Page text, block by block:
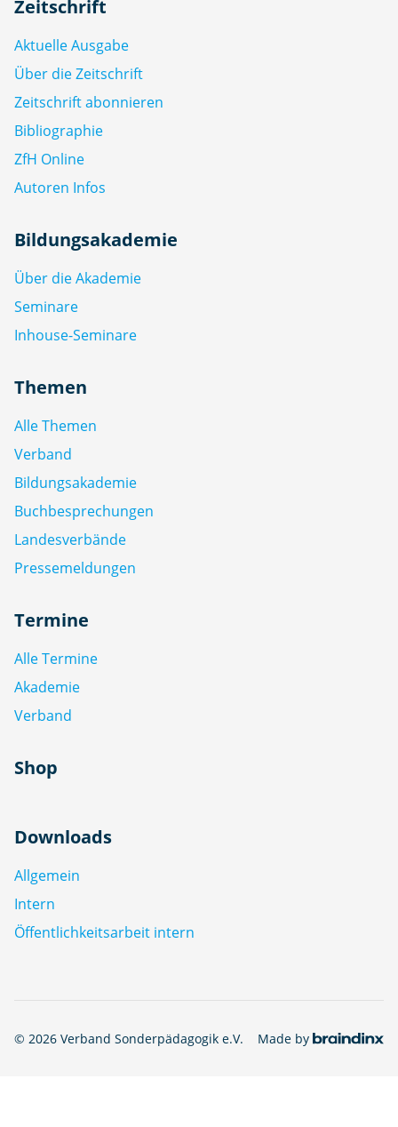
Zeitschrift
Aktuelle Ausgabe
Über die Zeitschrift
Zeitschrift abonnieren
Bibliographie
ZfH Online
Autoren Infos
Bildungsakademie
Über die Akademie
Seminare
Inhouse-Seminare
Themen
Alle Themen
Verband
Bildungsakademie
Buchbesprechungen
Landesverbände
Pressemeldungen
Termine
Alle Termine
Akademie
Verband
Shop
Downloads
Allgemein
Intern
Öffentlichkeitsarbeit intern
© 2026 Verband Sonderpädagogik e.V. Made by